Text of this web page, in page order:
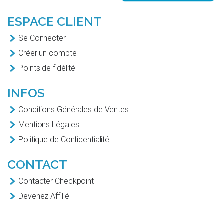
ESPACE CLIENT
Se Connecter
Créer un compte
Points de fidélité
INFOS
Conditions Générales de Ventes
Mentions Légales
Politique de Confidentialité
CONTACT
Contacter Checkpoint
Devenez Affilié